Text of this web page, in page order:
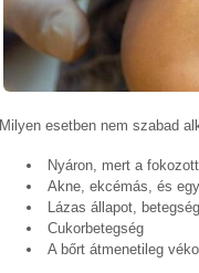
Milyen esetben nem szabad
Nyáron, mert a
Akne, ekcémás, és
Lázas állapot,
Cukorbetegség
A bőrt átmenetileg